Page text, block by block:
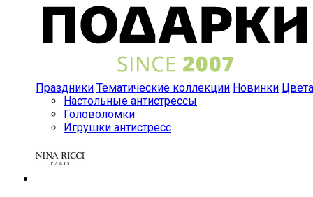
Праздники Тематические коллекции Новинки Цвета
Настольные антистрессы
Головоломки
Игрушки антистресс